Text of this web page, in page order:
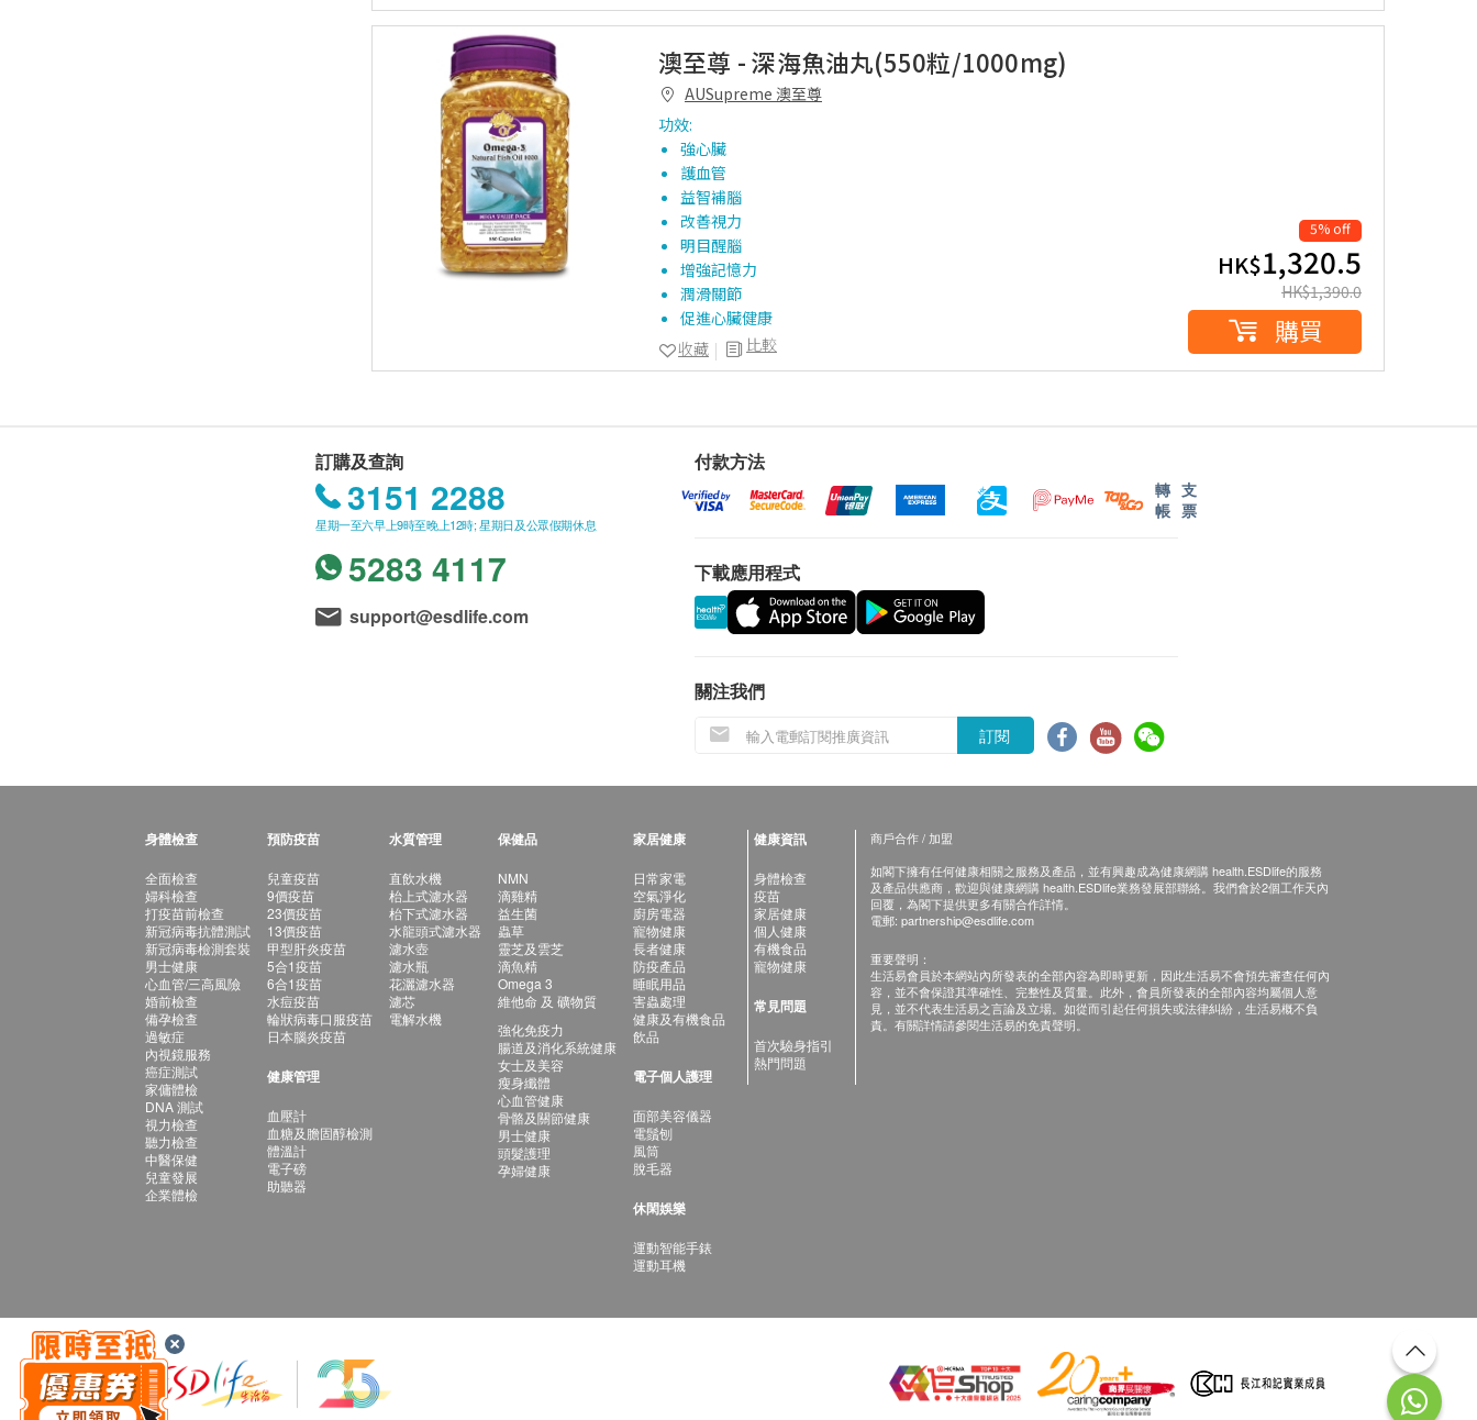
澳至尊 - 深海魚油丸(550粒/1000mg)
AUSupreme 澳至尊
功效:
強心臟
護血管
益智補腦
改善視力
明目醒腦
增強記憶力
潤滑關節
促進心臟健康
比較
收藏
5% off
HK$1,320.5
HK$1,390.0
購買
訂購及查詢
3151 2288
星期一至六早上9時至晚上12時; 星期日及公眾假期休息
5283 4117
support@esdlife.com
付款方法
轉
帳
支
票
下載應用程式
關注我們
訂閱
身體檢查
全面檢查
婦科檢查
打疫苗前檢查
新冠病毒抗體測試
新冠病毒檢測套裝
男士健康
心血管/三高風險
婚前檢查
備孕檢查
過敏症
內視鏡服務
癌症測試
家傭體檢
DNA 測試
視力檢查
聽力檢查
中醫保健
兒童發展
企業體檢
預防疫苗
兒童疫苗
9價疫苗
23價疫苗
13價疫苗
甲型肝炎疫苗
5合1疫苗
6合1疫苗
水痘疫苗
輪狀病毒口服疫苗
日本腦炎疫苗
健康管理
血壓計
血糖及膽固醇檢測
體溫計
電子磅
助聽器
水質管理
直飲水機
枱上式濾水器
枱下式濾水器
水龍頭式濾水器
濾水壺
濾水瓶
花灑濾水器
濾芯
電解水機
保健品
NMN
滴雞精
益生菌
蟲草
靈芝及雲芝
滴魚精
Omega 3
維他命 及 礦物質
強化免疫力
腸道及消化系統健康
女士及美容
瘦身纖體
心血管健康
骨骼及關節健康
男士健康
頭髮護理
孕婦健康
家居健康
日常家電
空氣淨化
廚房電器
寵物健康
長者健康
防疫產品
睡眠用品
害蟲處理
健康及有機食品
飲品
電子個人護理
面部美容儀器
電鬚刨
風筒
脫毛器
休閑娛樂
運動智能手錶
運動耳機
健康資訊
身體檢查
疫苗
家居健康
個人健康
有機食品
寵物健康
常見問題
首次驗身指引
熱門問題
商戶合作 / 加盟
如閣下擁有任何健康相關之服務及產品，並有興趣成為健康網購 health.ESDlife的服務
及產品供應商，歡迎與健康網購 health.ESDlife業務發展部聯絡。我們會於2個工作天內
回覆，為閣下提供更多有關合作詳情。
電郵: partnership@esdlife.com
重要聲明：
生活易會員於本網站內所發表的全部內容為即時更新，因此生活易不會預先審查任何內
容，並不會保證其準確性、完整性及質量。此外，會員所發表的全部內容均屬個人意
見，並不代表生活易之言論及立場。如從而引起任何損失或法律糾紛，生活易概不負
責。有關詳情請參閱生活易的免責聲明。